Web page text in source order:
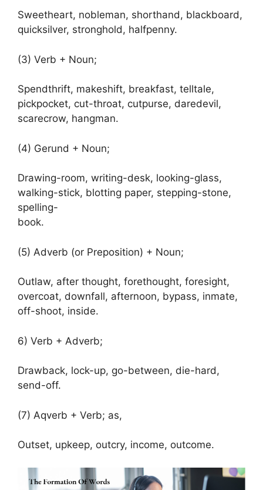
Sweetheart, nobleman, shorthand, blackboard,
quicksilver, stronghold, halfpenny.
(3) Verb + Noun;
Spendthrift, makeshift, breakfast, telltale,
pickpocket, cut-throat, cutpurse, daredevil,
scarecrow, hangman.
(4) Gerund + Noun;
Drawing-room, writing-desk, looking-glass,
walking-stick, blotting paper, stepping-stone,
spelling-
book.
(5) Adverb (or Preposition) + Noun;
Outlaw, after thought, forethought, foresight,
overcoat, downfall, afternoon, bypass, inmate,
off-shoot, inside.
6) Verb + Adverb;
Drawback, lock-up, go-between, die-hard,
send-off.
(7) Aqverb + Verb; as,
Outset, upkeep, outcry, income, outcome.